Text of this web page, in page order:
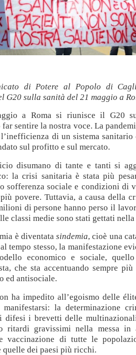
di Potere al Popolo di
G20 sulla sanità del 21 maggio a
a Roma si riunisce il G20
sentire la nostra voce. La
di un sistema
sul profitto e sul mercato.
disumano di tante e tanti si
la crisi sanitaria è stata più
sofferenza sociale e condizioni di
povere. Tuttavia, a causa della
di persone hanno perso il
classi medie sono stati gettati
è diventata sindemia, cioè una
tempo stesso, la manifestazione
economico e sociale,
che sta accentuando sempre
ed antisociale.
ha impedito all’egoismo delle
la determinazione
difesi i brevetti delle
ritardi gravissimi nella messa
vaccinazione di tutte le
quelle dei paesi più ricchi.